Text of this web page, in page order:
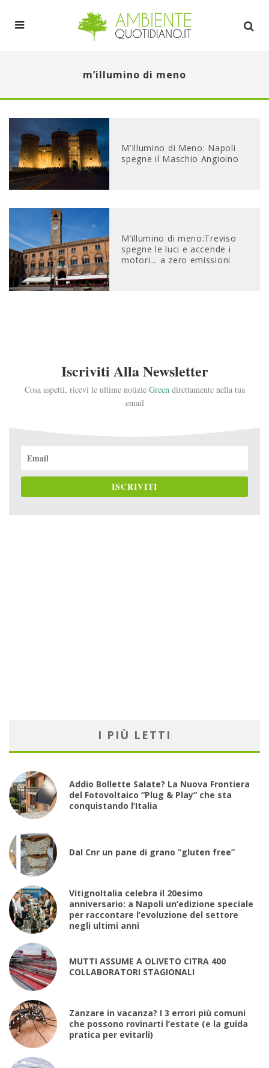
m’illumino di meno
M’Illumino di Meno: Napoli
spegne il Maschio Angioino
M’illumino di meno:Treviso
spegne le luci e accende i
motori… a zero emissioni
Iscriviti Alla Newsletter
Cosa aspetti, ricevi le ultime notizie Green direttamente nella tua
email
ISCRIVITI
I PIÙ LETTI
Addio Bollette Salate? La Nuova Frontiera
del Fotovoltaico “Plug & Play” che sta
conquistando l’Italia
Dal Cnr un pane di grano “gluten free”
VitignoItalia celebra il 20esimo
anniversario: a Napoli un’edizione speciale
per raccontare l’evoluzione del settore
negli ultimi anni
MUTTI ASSUME A OLIVETO CITRA 400
COLLABORATORI STAGIONALI
Zanzare in vacanza? I 3 errori più comuni
che possono rovinarti l’estate (e la guida
pratica per evitarli)